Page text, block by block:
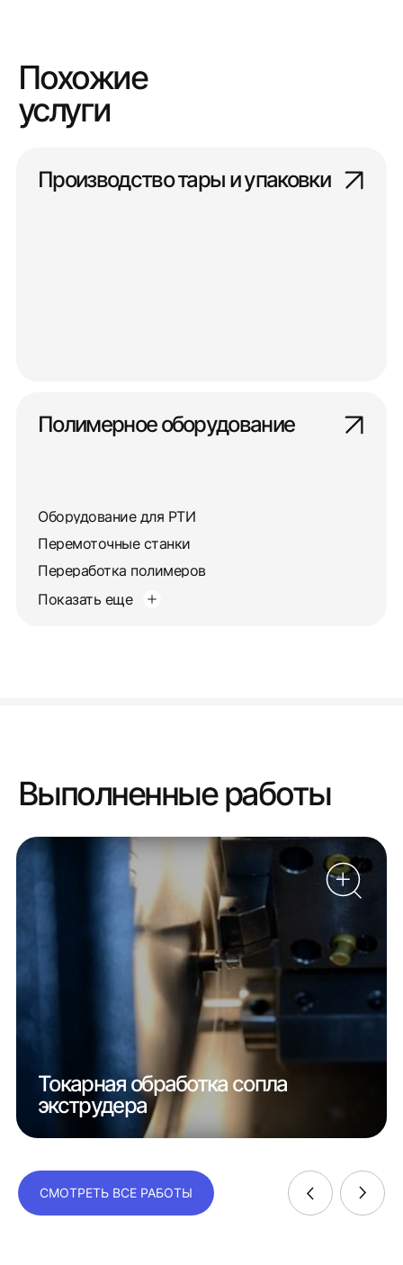
Похожие
услуги
Производство тары и упаковки
Полимерное оборудование
Оборудование для РТИ
Перемоточные станки
Переработка полимеров
Показать еще
Выполненные работы
Токарная обработка сопла
экструдера
СМОТРЕТЬ ВСЕ РАБОТЫ